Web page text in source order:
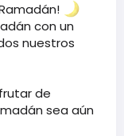
con un
nuestros
de
sea aún